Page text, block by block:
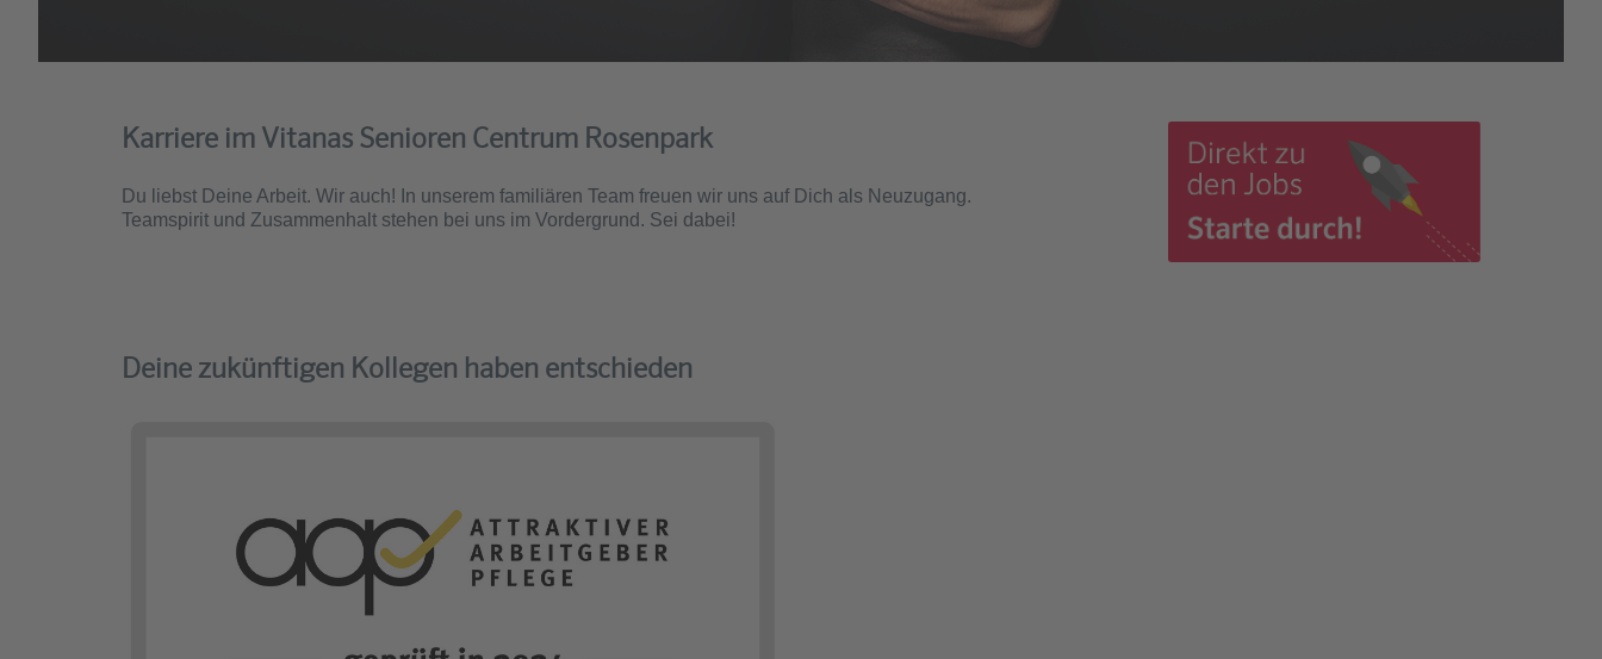
Karriere im Vitanas Senioren Centrum Rosenpark
Du liebst Deine Arbeit. Wir auch! In unserem familiären Team freuen wir uns auf Dich als Neuzugang.
Teamspirit und Zusammenhalt stehen bei uns im Vordergrund. Sei dabei!
Deine zukünftigen Kollegen haben entschieden